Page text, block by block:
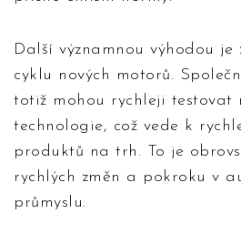
Další významnou výhodou je
cyklu nových motorů.
totiž mohou rychleji testovat
technologie, což vede k
produktů na trh. To je
rychlých změn a pokroku v
průmyslu.